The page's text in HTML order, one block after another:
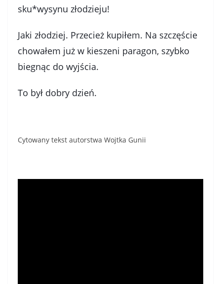
sku*wysynu złodzieju!
Jaki złodziej. Przecież kupiłem. Na szczęście
chowałem już w kieszeni paragon, szybko
biegnąc do wyjścia.
To był dobry dzień.
Cytowany tekst autorstwa Wojtka Gunii